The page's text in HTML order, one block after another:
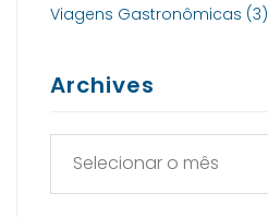
Viagens Gastronômicas (3)
Archives